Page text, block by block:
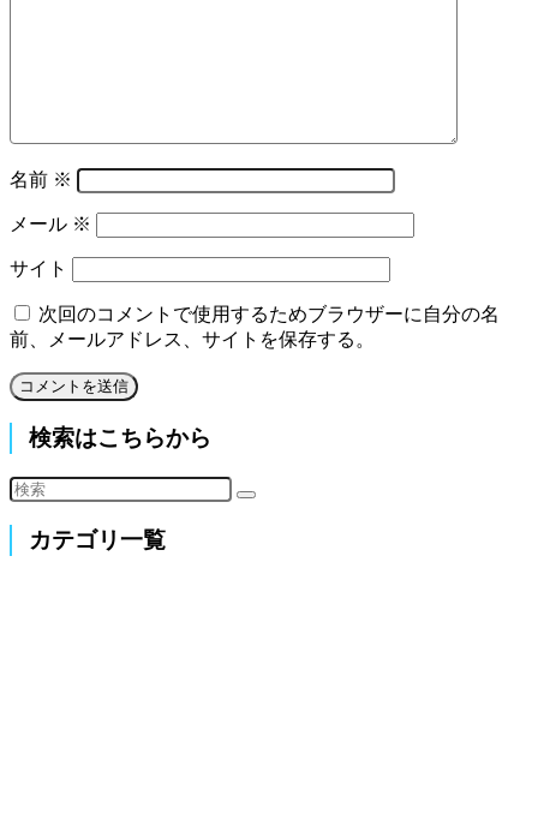
名前 ※
メール ※
サイト
次回のコメントで使用するためブラウザーに自分の名
前、メールアドレス、サイトを保存する。
検索はこちらから
カテゴリ一覧